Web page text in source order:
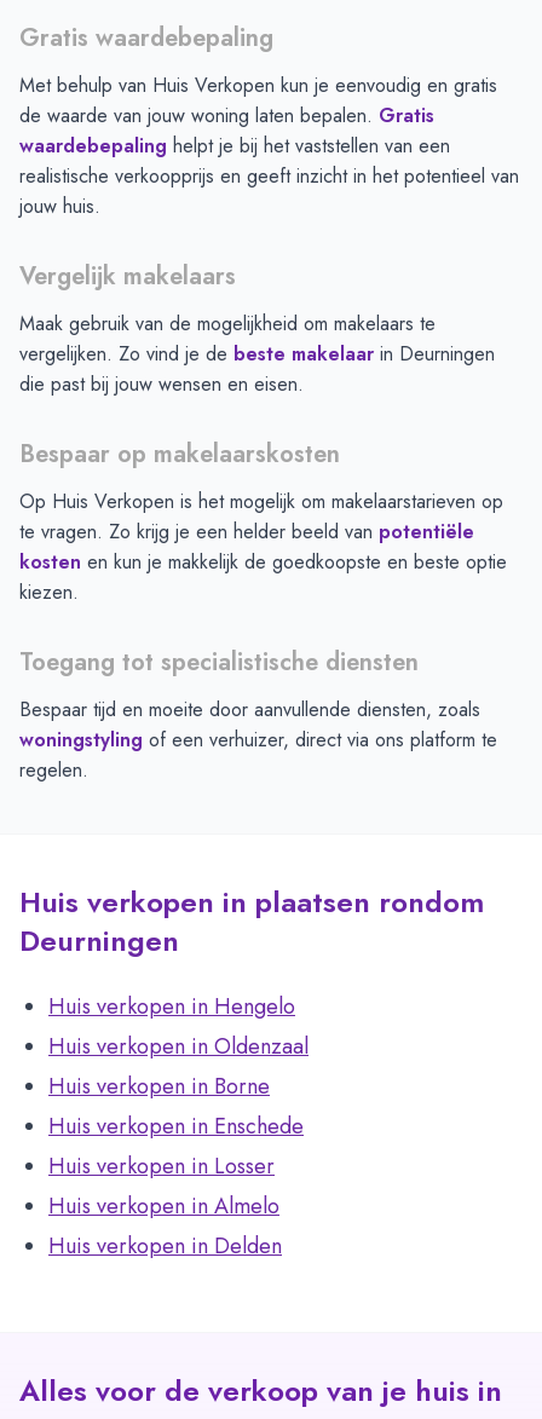
Gratis waardebepaling
Met behulp van Huis Verkopen kun je eenvoudig en gratis
de waarde van jouw woning laten bepalen. Gratis
waardebepaling helpt je bij het vaststellen van een
realistische verkoopprijs en geeft inzicht in het potentieel van
jouw huis.
Vergelijk makelaars
Maak gebruik van de mogelijkheid om makelaars te
vergelijken. Zo vind je de beste makelaar in Deurningen
die past bij jouw wensen en eisen.
Bespaar op makelaarskosten
Op Huis Verkopen is het mogelijk om makelaarstarieven op
te vragen. Zo krijg je een helder beeld van potentiële
kosten en kun je makkelijk de goedkoopste en beste optie
kiezen.
Toegang tot specialistische diensten
Bespaar tijd en moeite door aanvullende diensten, zoals
woningstyling of een verhuizer, direct via ons platform te
regelen.
Huis verkopen in plaatsen rondom
Deurningen
Huis verkopen in Hengelo
Huis verkopen in Oldenzaal
Huis verkopen in Borne
Huis verkopen in Enschede
Huis verkopen in Losser
Huis verkopen in Almelo
Huis verkopen in Delden
Alles voor de verkoop van je huis in